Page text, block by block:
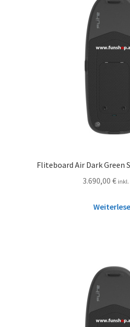
Fliteboard Air Dark Green
3.690,00 € inkl.